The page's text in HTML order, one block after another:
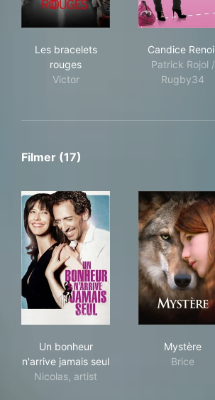
Les bracelets
rouges
Victor
Candice
Patrick Rojol /
Rugby34
Filmer (17)
Un bonheur
n'arrive jamais seul
Nicolas, artist
Mystère
Brice